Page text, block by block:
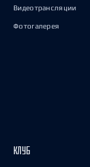
Видеотрансляции
Фотогалерея
КЛУБ